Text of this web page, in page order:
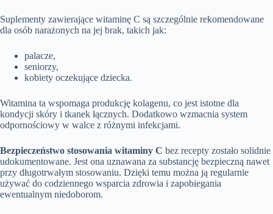
Suplementy zawierające witaminę C są szczególnie rekomendowane
dla osób narażonych na jej brak, takich jak:
palacze,
seniorzy,
kobiety oczekujące dziecka.
Witamina ta wspomaga produkcję kolagenu, co jest istotne dla
kondycji skóry i tkanek łącznych. Dodatkowo wzmacnia system
odpornościowy w walce z różnymi infekcjami.
Bezpieczeństwo stosowania witaminy C bez recepty zostało solidnie
udokumentowane. Jest ona uznawana za substancję bezpieczną nawet
przy długotrwałym stosowaniu. Dzięki temu można ją regularnie
używać do codziennego wsparcia zdrowia i zapobiegania
ewentualnym niedoborom.